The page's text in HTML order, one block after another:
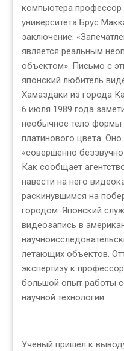
компьютера профессор
университета Брус
заключение:
является реальным
объектом». Письмо с
японский любитель
Хамаздаки из города
6 июля 1989 года
необычное тело формы
платинового цвета.
«совершенно
Как сообщает
навести на него
раскинувшимся на
городом. Японский
видеозапись в
летающих объектов.
экспертизу к
большой опыт работы
научной технологии.
Ученый пришел к